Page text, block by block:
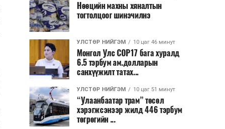
Нөөцийн махны хяналтын
тогтолцоог шинэчилнэ
УЛСТӨР НИЙГЭМ 10 цаг 46 минут
Монгол Улс COP17 бага хуралд
6.5 тэрбум ам.долларын
санхүүжилт татах...
УЛСТӨР НИЙГЭМ 10 цаг 51 минут
“Улаанбаатар трам” төсөл
хэрэгжсэнээр жилд 446 тэрбум
төгрөгийн ...